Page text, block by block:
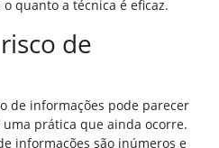
quanto a técnica é eficaz.
de
de informações pode parecer
uma prática que ainda ocorre.
informações são inúmeros e